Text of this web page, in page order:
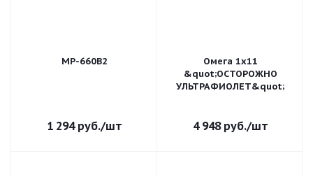
MP-660B2
1 294руб./шт
Омега 1х11
&quot;ОСТОРОЖНО
УЛЬТРАФИОЛЕТ&quot;
4 948руб./шт